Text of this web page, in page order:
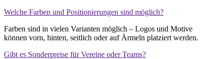
Welche Farben und Positionierungen sind möglich?
Farben sind in vielen Varianten möglich – Logos und Motive
können vorn, hinten, seitlich oder auf Ärmeln platziert werden.
Gibt es Sonderpreise für Vereine oder Teams?